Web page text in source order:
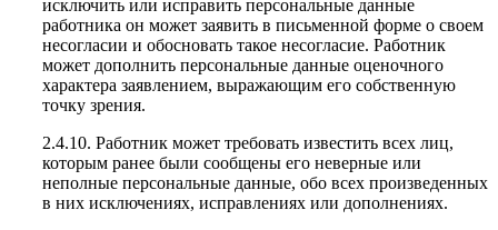
исключить или исправить персональные данные
работника он может заявить в письменной форме о своем
несогласии и обосновать такое несогласие. Работник
может дополнить персональные данные оценочного
характера заявлением, выражающим его собственную
точку зрения.
2.4.10. Работник может требовать известить всех лиц,
которым ранее были сообщены его неверные или
неполные персональные данные, обо всех произведенных
в них исключениях, исправлениях или дополнениях.